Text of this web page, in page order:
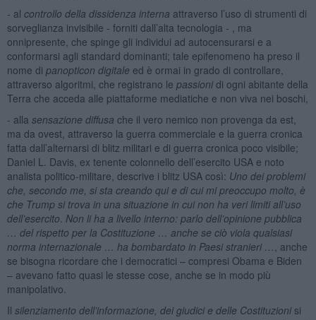
- al controllo della dissidenza interna attraverso l’uso di strumenti di
sorveglianza invisibile - forniti dall’alta tecnologia - , ma
onnipresente, che spinge gli individui ad autocensurarsi e a
conformarsi agli standard dominanti; tale epifenomeno ha preso il
nome di panopticon digitale ed è ormai in grado di controllare,
attraverso algoritmi, che registrano le passionidi ogni abitante della
Terra che acceda alle piattaforme mediatiche e non viva nei boschi,
- alla sensazione diffusa che il vero nemico non provenga da est,
ma da ovest, attraverso la guerra commerciale e la guerra cronica
fatta dall’alternarsi di blitz militari e di guerra cronica poco visibile;
Daniel L. Davis, ex tenente colonnello dell’esercito USA e noto
analista politico-militare, descrive i blitz USA così: Uno dei problemi
che, secondo me, si sta creando qui e di cui mi preoccupo molto, è
che Trump si trova in una situazione in cui non ha veri limiti all’uso
dell’esercito Non li ha a livello interno: parlo dell’opinione pubblica
… del rispetto per la Costituzione … anche se ciò viola qualsiasi
norma internazionale … ha bombardato in Paesi stranieri …
, anche
se bisogna ricordare che i democratici – compresi Obama e Biden
– avevano fatto quasi le stesse cose, anche se in modo più
manipolativo.
Il silenziamento dell’informazione, dei giudici e delle Costituzionisi